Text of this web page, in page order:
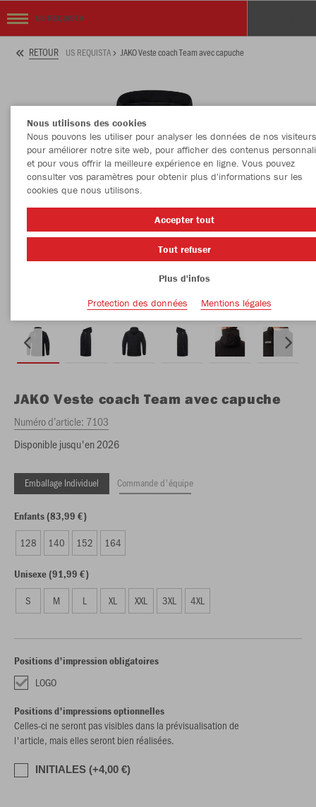
US REQUISTA
RETOUR US REQUISTA JAKO Veste coach Team avec capuche
JAKO Veste coach Team avec capuche
Numéro d’article: 7103
Disponible jusqu'en 2026
Emballage Individuel Commande d'équipe
Enfants (83,99 €)
128 140 152 164
Unisexe (91,99 €)
S M L XL XXL 3XL 4XL
Positions d'impression obligatoires
LOGO
Positions d'impressions optionnelles
Celles-ci ne seront pas visibles dans la prévisualisation de
l'article, mais elles seront bien réalisées.
INITIALES (+4,00 €)
Nous utilisons des cookies
Nous pouvons les utiliser pour analyser les données de nos
pour améliorer notre site web, pour afficher des contenus
et pour vous offrir la meilleure expérience en ligne. Vous pouvez
consulter vos paramètres pour obtenir plus d'informations sur les
cookies que nous utilisons.
Accepter tout
Tout refuser
Plus d'infos
Protection des données
Mentions légales